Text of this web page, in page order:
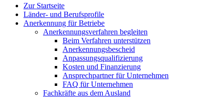
Zur Startseite
Länder- und Berufsprofile
Anerkennung für Betriebe
Anerkennungsverfahren begleiten
Beim Verfahren unterstützen
Anerkennungsbescheid
Anpassungsqualifizierung
Kosten und Finanzierung
Ansprechpartner für Unternehmen
FAQ für Unternehmen
Fachkräfte aus dem Ausland